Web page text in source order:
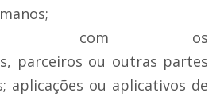
com os
parceiros ou outras partes
aplicações ou aplicativos de